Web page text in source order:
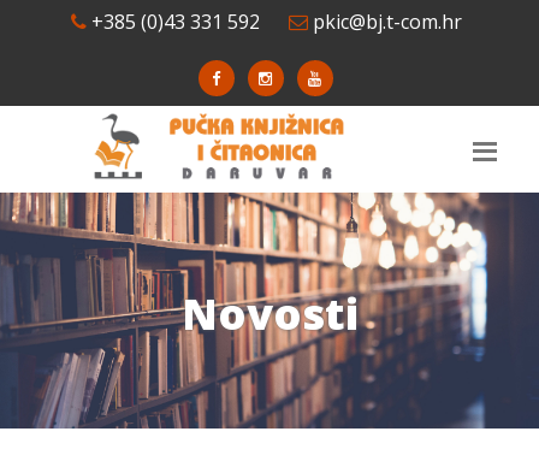
+385 (0)43 331 592 pkic@bj.t-com.hr
Novosti